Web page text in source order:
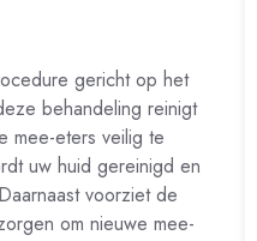
gericht op het
behandeling reinigt
mee-eters veilig te
uw huid gereinigd en
voorziet de
om nieuwe mee-